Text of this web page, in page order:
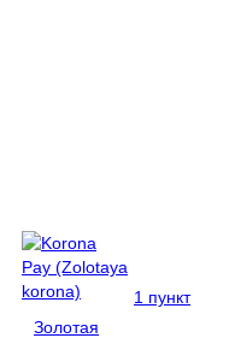
Золотая
1 пункт